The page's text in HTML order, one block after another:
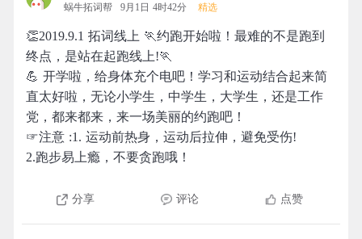
蜗牛拓词帮 9月1日 4时42分 精选
👏2019.9.1 拓词线上 🏃约跑开始啦！最难的不是跑到
终点，是站在起跑线上!🏃
💪 开学啦，给身体充个电吧！学习和运动结合起来简
直太好啦，无论小学生，中学生，大学生，还是工作
党，都来都来，来一场美丽的约跑吧！
☞注意 :1. 运动前热身，运动后拉伸，避免受伤!
2.跑步易上瘾，不要贪跑哦！
分享 评论 点赞